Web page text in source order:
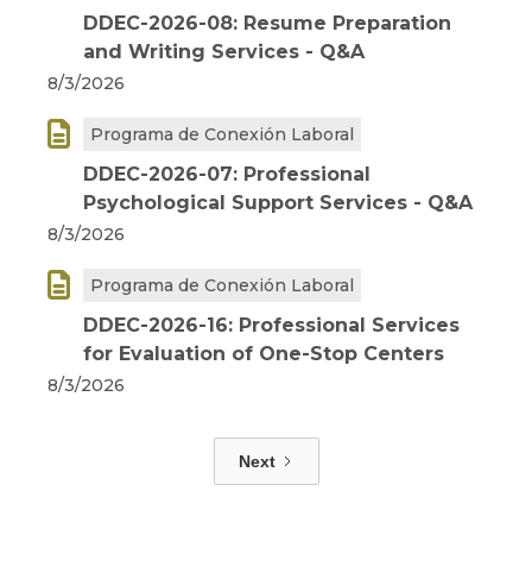
DDEC-2026-08: Resume Preparation
and Writing Services - Q&A
8/3/2026
 Programa de Conexión Laboral
DDEC-2026-07: Professional
Psychological Support Services - Q&A
8/3/2026
 Programa de Conexión Laboral
DDEC-2026-16: Professional Services
for Evaluation of One-Stop Centers
8/3/2026
Next